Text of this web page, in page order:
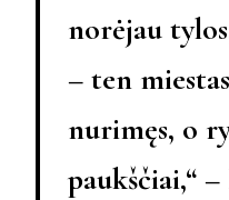
norėjau
– ten
nurimęs, o
paukščiai,“ –